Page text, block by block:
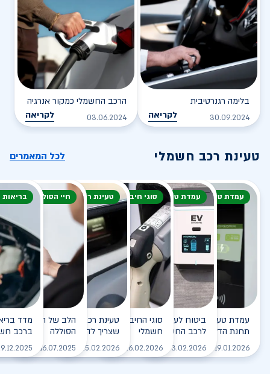
בלימה רגנרטיבית
30.09.2024 לקריאה
הרכב החשמלי כמקור אנרגיה
03.06.2024 לקריאה
טעינת רכב חשמלי לכל המאמרים
עמדת טעינה
עמדת טעינה - הסוף של
תחנת הדלק?
19.01.2026 לקריאה
עמדת טעינה
ביטוח לעמדת טעינה ביתית
לרכב החשמלי
03.02.2026 לקריאה
סוגי חיבור
סוגי החיבורים לטעינת רכב
חשמלי
26.02.2026 לקריאה
טעינת רכב חשמלי
טעינת רכב חשמלי - כל מה
שצריך לדעת
25.02.2026 לקריאה
חיי הסוללה
הלב של הרכב
הסוללה
16.07.2025
ברכב